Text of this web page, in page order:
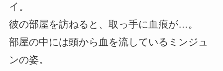
イ。
彼の部屋を訪ねると、取っ手に血痕が…。
部屋の中には頭から血を流しているミンジュ
ンの姿。